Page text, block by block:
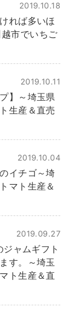
2019.10.18
れば多いほ
市でいちご
2019.10.11
】～埼玉県
生産＆直売
2019.10.04
イチゴ～埼
マト生産＆
2019.09.27
ャムギフト
す。～埼玉
ト生産＆直